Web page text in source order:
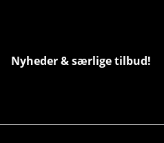
Nyheder & særlige tilbud!